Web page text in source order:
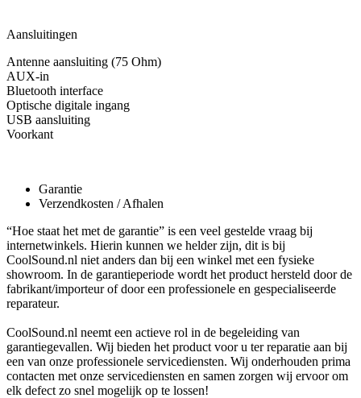
Aansluitingen
Antenne aansluiting (75 Ohm)
AUX-in
Bluetooth interface
Optische digitale ingang
USB aansluiting
Voorkant
Garantie
Verzendkosten / Afhalen
“Hoe staat het met de garantie” is een veel gestelde vraag bij
internetwinkels. Hierin kunnen we helder zijn, dit is bij
CoolSound.nl niet anders dan bij een winkel met een fysieke
showroom. In de garantieperiode wordt het product hersteld door de
fabrikant/importeur of door een professionele en gespecialiseerde
reparateur.
CoolSound.nl neemt een actieve rol in de begeleiding van
garantiegevallen. Wij bieden het product voor u ter reparatie aan bij
een van onze professionele servicediensten. Wij onderhouden prima
contacten met onze servicediensten en samen zorgen wij ervoor om
elk defect zo snel mogelijk op te lossen!